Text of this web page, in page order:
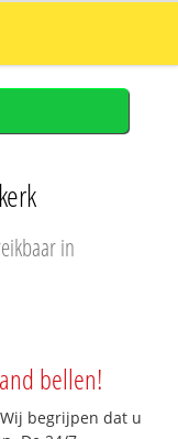
in
bellen!
begrijpen dat u